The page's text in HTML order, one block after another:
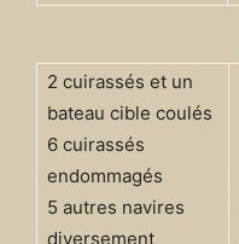
2 cuirassés et un
bateau cible coulés
6 cuirassés
endommagés
5 autres navires
diversement